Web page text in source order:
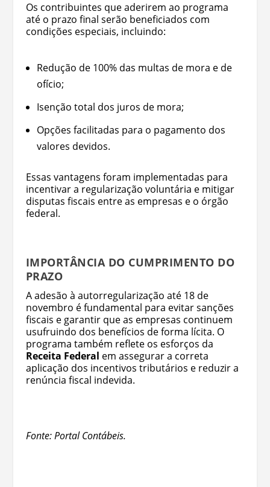
Os contribuintes que aderirem ao programa
até o prazo final serão beneficiados com
condições especiais, incluindo:
Redução de 100% das multas de mora e de
ofício;
Isenção total dos juros de mora;
Opções facilitadas para o pagamento dos
valores devidos.
Essas vantagens foram implementadas para
incentivar a regularização voluntária e mitigar
disputas fiscais entre as empresas e o órgão
federal.
IMPORTÂNCIA DO CUMPRIMENTO DO
PRAZO
A adesão à autorregularização até 18 de
novembro é fundamental para evitar sanções
fiscais e garantir que as empresas continuem
usufruindo dos benefícios de forma lícita. O
programa também reflete os esforços da
Receita Federal em assegurar a correta
aplicação dos incentivos tributários e reduzir a
renúncia fiscal indevida.
Fonte: Portal Contábeis.